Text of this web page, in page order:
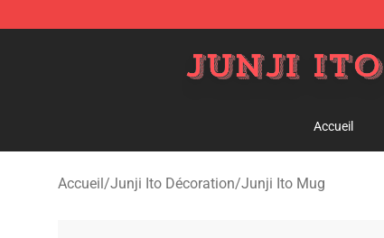
Accueil
Accueil/Junji Ito Décoration/Junji Ito Mug